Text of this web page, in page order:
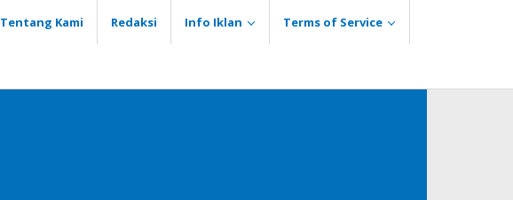
Tentang Kami Redaksi Info Iklan Terms of Service